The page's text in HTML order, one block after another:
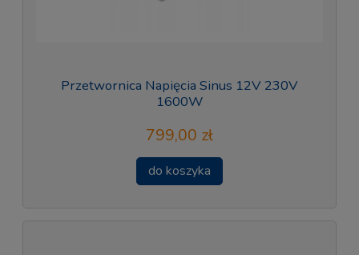
Przetwornica Napięcia Sinus 12V 230V
1600W
799,00 zł
do koszyka